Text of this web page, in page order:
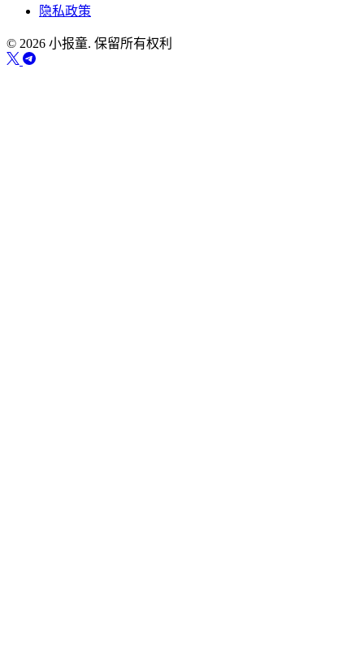
隐私政策
© 2026 小报童. 保留所有权利